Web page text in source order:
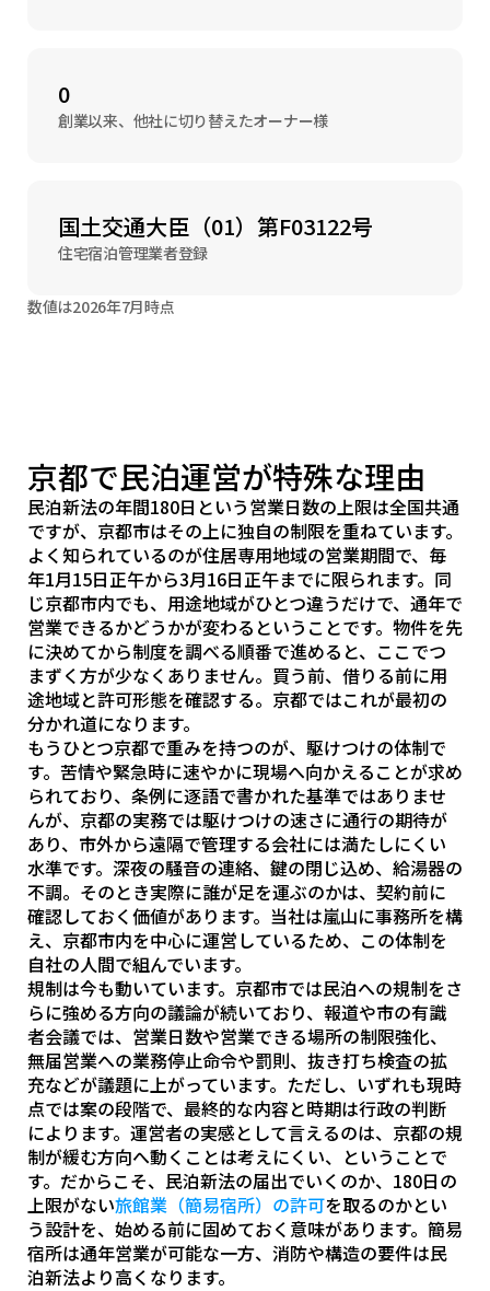
0
創業以来、他社に切り替えたオーナー様
国土交通大臣（01）第F03122号
住宅宿泊管理業者登録
数値は2026年7月時点
京都で民泊運営が特殊な理由
民泊新法の年間180日という営業日数の上限は全国共通
ですが、京都市はその上に独自の制限を重ねています。
よく知られているのが住居専用地域の営業期間で、毎
年1月15日正午から3月16日正午までに限られます。同
じ京都市内でも、用途地域がひとつ違うだけで、通年で
営業できるかどうかが変わるということです。物件を先
に決めてから制度を調べる順番で進めると、ここでつ
まずく方が少なくありません。買う前、借りる前に用
途地域と許可形態を確認する。京都ではこれが最初の
分かれ道になります。
もうひとつ京都で重みを持つのが、駆けつけの体制で
す。苦情や緊急時に速やかに現場へ向かえることが求め
られており、条例に逐語で書かれた基準ではありませ
んが、京都の実務では駆けつけの速さに通行の期待が
あり、市外から遠隔で管理する会社には満たしにくい
水準です。深夜の騒音の連絡、鍵の閉じ込め、給湯器の
不調。そのとき実際に誰が足を運ぶのかは、契約前に
確認しておく価値があります。当社は嵐山に事務所を構
え、京都市内を中心に運営しているため、この体制を
自社の人間で組んでいます。
規制は今も動いています。京都市では民泊への規制をさ
らに強める方向の議論が続いており、報道や市の有識
者会議では、営業日数や営業できる場所の制限強化、
無届営業への業務停止命令や罰則、抜き打ち検査の拡
充などが議題に上がっています。ただし、いずれも現時
点では案の段階で、最終的な内容と時期は行政の判断
によります。運営者の実感として言えるのは、京都の規
制が緩む方向へ動くことは考えにくい、ということで
す。だからこそ、民泊新法の届出でいくのか、180日の
上限がない旅館業（簡易宿所）の許可を取るのかとい
う設計を、始める前に固めておく意味があります。簡易
宿所は通年営業が可能な一方、消防や構造の要件は民
泊新法より高くなります。